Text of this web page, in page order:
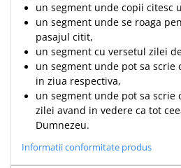
Meditatii
Pedagogie
Poezii
Reviste
Sanatate
Teologie
A doua venire
Suport pentru pahar
Tablouri
Tablouri canvas
Termos
un segment unde copii citesc
un segment unde se roaga
pasajul citit,
un segment cu versetul zilei
un segment unde pot sa scrie
in ziua respectiva,
un segment unde pot sa
zilei avand in vedere ca tot
Dumnezeu.
Informatii conformitate produs